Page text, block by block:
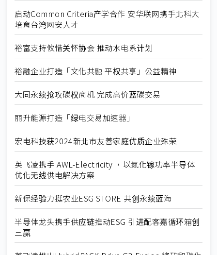
启动Common Criteria产学合作 安华联网携手北科大
培育台湾网安人才
裕富支持攸惜关怀协会 推动水电系计划
裕融企业打造「文化共融 平权共享」公益精神
大同永续抢攻碳权商机 完成高价蓝碳交易
丽升能源打造「绿电交易加速器」
宏电科技获2024新北市友善家庭优质企业殊荣
英飞凌携手 AWL-Electricity ，以氮化镓功率半导体
优化无线供电解决方案
新保经验力挺农业ESG STORE 共创永续蓝海
半导体龙头携手供应链推动ESG 引进配客嘉循环箱创
三赢